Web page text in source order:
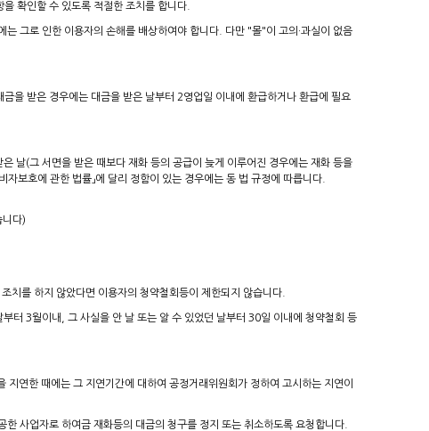
확인할 수 있도록 적절한 조치를 합니다.
그로 인한 이용자의 손해를 배상하여야 합니다. 다만 "몰"이 고의·과실이 없음
을 받은 경우에는 대금을 받은 날부터 2영업일 이내에 환급하거나 환급에 필요
날(그 서면을 받은 때보다 재화 등의 공급이 늦게 이루어진 경우에는 재화 등을
보호에 관한 법률」에 달리 정함이 있는 경우에는 동 법 규정에 따릅니다.
니다)
를 하지 않았다면 이용자의 청약철회등이 제한되지 않습니다.
터 3월이내, 그 사실을 안 날 또는 알 수 있었던 날부터 30일 이내에 청약철회 등
연한 때에는 그 지연기간에 대하여 공정거래위원회가 정하여 고시하는 지연이
사업자로 하여금 재화등의 대금의 청구를 정지 또는 취소하도록 요청합니다.